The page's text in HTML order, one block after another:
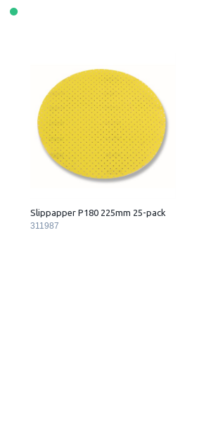
Slippapper P180 225mm 25-pack
311987